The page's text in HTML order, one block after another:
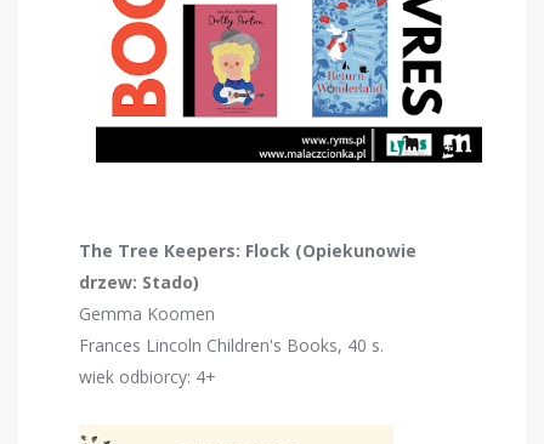
The Tree Keepers: Flock (Opiekunowie
drzew: Stado)
Gemma Koomen
Frances Lincoln Children's Books, 40 s.
wiek odbiorcy: 4+